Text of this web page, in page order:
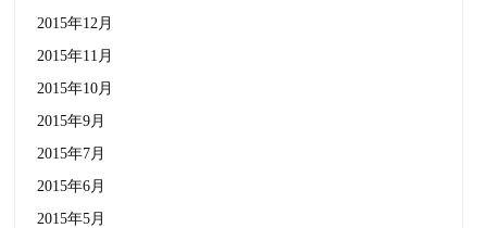
2015年12月
2015年11月
2015年10月
2015年9月
2015年7月
2015年6月
2015年5月